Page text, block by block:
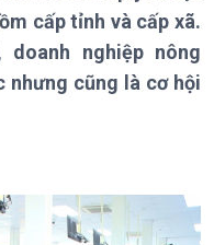
sự 18h
sự 21h30
cấp tỉnh và cấp xã.
nghiệp nông
nhưng cũng là cơ hội